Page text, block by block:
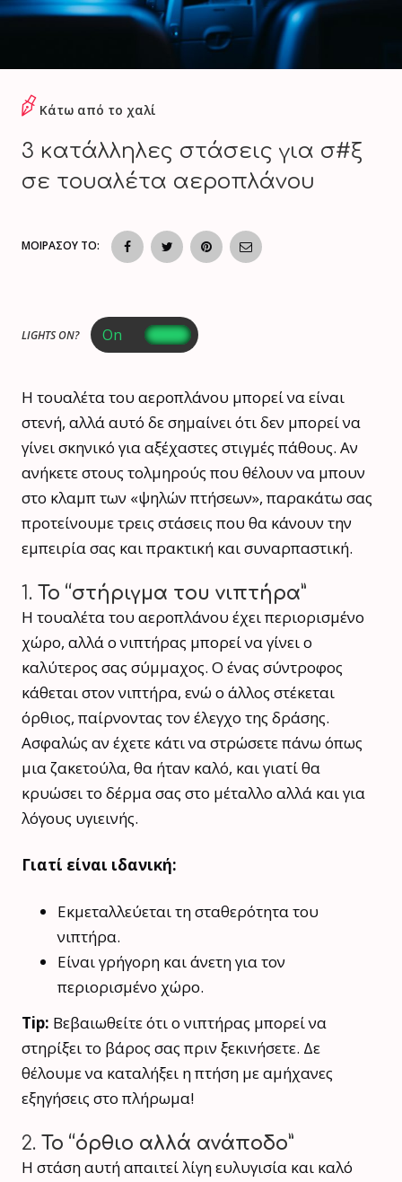
Κάτω από το χαλί
3 κατάλληλες στάσεις για σ#ξ
σε τουαλέτα αεροπλάνου
ΜΟΙΡΑΣΟΥ ΤΟ:
LIGHTS ON?
Η τουαλέτα του αεροπλάνου μπορεί να είναι
στενή, αλλά αυτό δε σημαίνει ότι δεν μπορεί να
γίνει σκηνικό για αξέχαστες στιγμές πάθους. Αν
ανήκετε στους τολμηρούς που θέλουν να μπουν
στο κλαμπ των «ψηλών πτήσεων», παρακάτω σας
προτείνουμε τρεις στάσεις που θα κάνουν την
εμπειρία σας και πρακτική και συναρπαστική.
1. Το “στήριγμα του νιπτήρα”
Η τουαλέτα του αεροπλάνου έχει περιορισμένο
χώρο, αλλά ο νιπτήρας μπορεί να γίνει ο
καλύτερος σας σύμμαχος. Ο ένας σύντροφος
κάθεται στον νιπτήρα, ενώ ο άλλος στέκεται
όρθιος, παίρνοντας τον έλεγχο της δράσης.
Ασφαλώς αν έχετε κάτι να στρώσετε πάνω όπως
μια ζακετούλα, θα ήταν καλό, και γιατί θα
κρυώσει το δέρμα σας στο μέταλλο αλλά και για
λόγους υγιεινής.
Γιατί είναι ιδανική:
Εκμεταλλεύεται τη σταθερότητα του
νιπτήρα.
Είναι γρήγορη και άνετη για τον
περιορισμένο χώρο.
Tip: Βεβαιωθείτε ότι ο νιπτήρας μπορεί να
στηρίξει το βάρος σας πριν ξεκινήσετε. Δε
θέλουμε να καταλήξει η πτήση με αμήχανες
εξηγήσεις στο πλήρωμα!
2. Το “όρθιο αλλά ανάποδο”
Η στάση αυτή απαιτεί λίγη ευλυγισία και καλό